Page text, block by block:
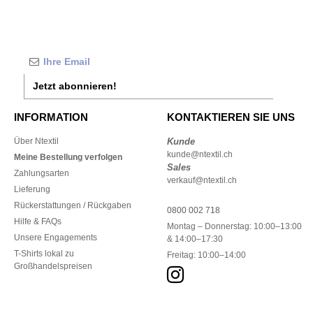
Jetzt abonnieren!
INFORMATION
Über Ntextil
Meine Bestellung verfolgen
Zahlungsarten
Lieferung
Rückerstattungen / Rückgaben
Hilfe & FAQs
Unsere Engagements
T-Shirts lokal zu
Großhandelspreisen
KONTAKTIEREN SIE UNS
Kunde
kunde@ntextil.ch
Sales
verkauf@ntextil.ch
0800 002 718
Montag – Donnerstag: 10:00–13:00
& 14:00–17:30
Freitag: 10:00–14:00